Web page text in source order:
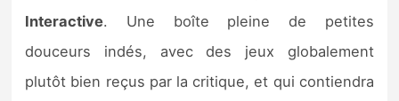
Autres tests
Previews
Interactive. Une boîte pleine de petites
douceurs indés, avec des jeux globalement
plutôt bien reçus par la critique, et qui contiendra